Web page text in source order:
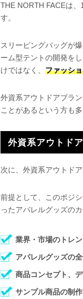
THE NORTH FACEは
す。
スリーピングバッグが
ーム型テントの開発を
けではなく、 ファッシ
外資系アウトドアブラ
ことがあるという方も
外資系アウトド
次に、外資系アウトド
前提として、このポジ
ったアパレルグッズの
業界・市場のトレ
アパレルグッズの
商品コンセプト、
サンプル商品の制